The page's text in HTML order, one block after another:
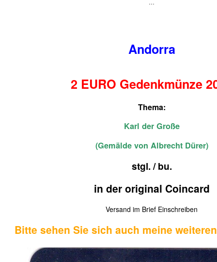
Andorra
2 EURO Gedenkmünze
Thema:
Karl der Große
(Gemälde von Albrecht Dürer)
stgl. / bu.
in der original Coincard
Versand im Brief Einschreiben
Bitte sehen Sie sich auch meine